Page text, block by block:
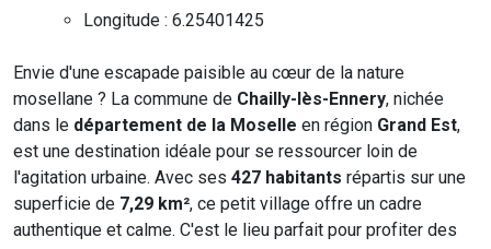
Longitude : 6.25401425
Envie d'une escapade paisible au cœur de la nature
mosellane ? La commune de Chailly-lès-Ennery, nichée
dans le département de la Moselle en région Grand Est,
est une destination idéale pour se ressourcer loin de
l'agitation urbaine. Avec ses 427 habitants répartis sur une
superficie de 7,29 km², ce petit village offre un cadre
authentique et calme. C'est le lieu parfait pour profiter des